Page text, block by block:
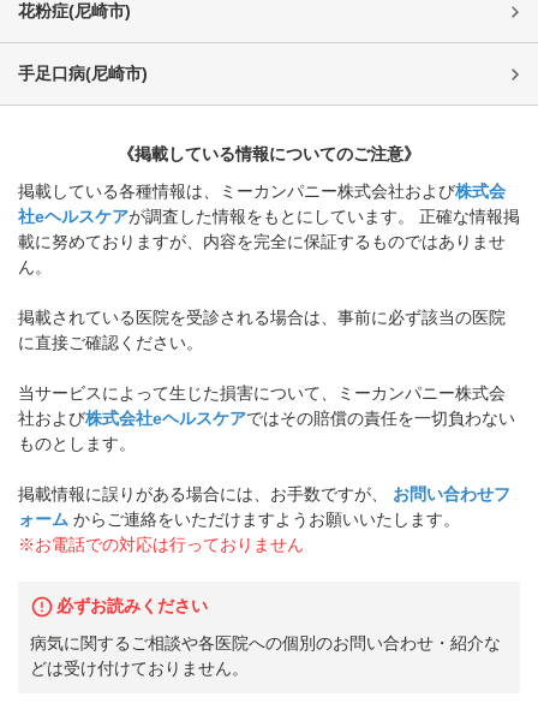
花粉症(尼崎市)
手足口病(尼崎市)
《掲載している情報についてのご注意》
掲載している各種情報は、ミーカンパニー株式会社および株式会
社eヘルスケアが調査した情報をもとにしています。 正確な情報掲
載に努めておりますが、内容を完全に保証するものではありませ
ん。
掲載されている医院を受診される場合は、事前に必ず該当の医院
に直接ご確認ください。
当サービスによって生じた損害について、ミーカンパニー株式会
社および株式会社eヘルスケアではその賠償の責任を一切負わない
ものとします。
掲載情報に誤りがある場合には、お手数ですが、
お問い合わせフ
ォーム からご連絡をいただけますようお願いいたします。
※お電話での対応は行っておりません
必ずお読みください
病気に関するご相談や各医院への個別のお問い合わせ・紹介な
どは受け付けておりません。